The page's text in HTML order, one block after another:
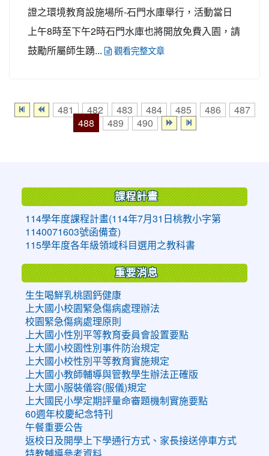
證之環境教育設施場所-石門水庫舉行，活動當日
上午8時至下午2時石門水庫也將開放免費入園，請
鼓勵所屬師生踴...
觀看完整文章
481 482 483 484 485 486 487
488 489 490
課程計畫
114學年度課程計畫(114年7月31日桃教小字第
1140071603號函備查)
115學年度各年級領域科目選用之教科書
重要消息
生生喝鮮乳桃園鈣健康
上大國小校園緊急傷病處理辦法
校園緊急傷病處理原則
上大國小性別平等教育委員會設置要點
上大國小校園性別事件防治規定
上大國小校性別平等教育實施規定
上大國小教師輔導與管教學生辦法正確版
上大國小服裝儀容(服儀)規定
上大國民小學定期評量命審題機制實施要點
60週年校慶紀念特刊
午餐重要公告
返校日及開學上下學通行方式、家長接送停車方式
特教輔導參考資料